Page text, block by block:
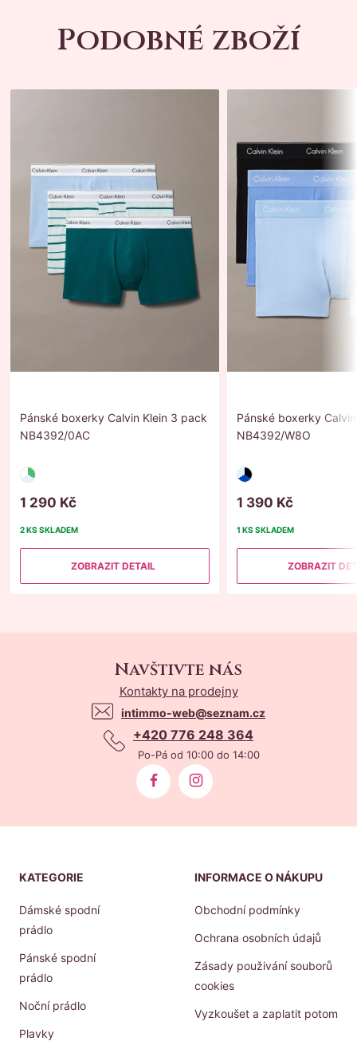
Podobné zboží
Pánské boxerky Calvin Klein 3 pack
NB4392/0AC
1 290 Kč
2 KS SKLADEM
ZOBRAZIT DETAIL
Pánské boxerky
NB4392/W8O
1 390 Kč
1 KS SKLADEM
ZOBRAZIT
Navštivte nás
Kontakty na prodejny
intimmo-web@seznam.cz
+420 776 248 364
Po-Pá od 10:00 do 14:00
KATEGORIE
Dámské spodní
prádlo
Pánské spodní
prádlo
Noční prádlo
Plavky
INFORMACE O NÁKUPU
Obchodní podmínky
Ochrana osobních údajů
Zásady použivání souborů
cookies
Vyzkoušet a zaplatit potom